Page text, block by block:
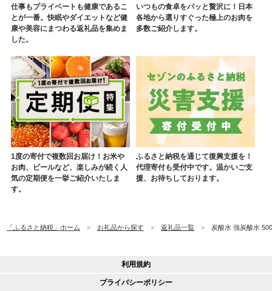
仕事もプライベートも健康であるこ
とが一番。快眠やダイエットなど健
康や美容にまつわる返礼品を集めま
した。
いつもの食卓をパッと贅沢に！日本
各地から選りすぐった極上のお肉を
多数ご紹介します。
1度の寄付で複数回お届け！お米や
お肉、ビールなど、楽しみが続く人
気の定期便を一挙ご紹介いたしま
す。
ふるさと納税を通じて復興支援を！
代理寄付も受付中です。温かいご支
援、お待ちしております。
「ふるさと納税」ホーム お礼品から探す 返礼品一覧 炭酸水 強炭酸水
利用規約
プライバシーポリシー